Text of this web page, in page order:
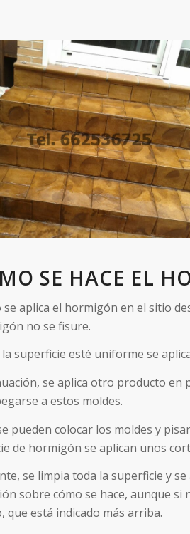
SE HACE EL
aplica el hormigón en el sitio
no se fisure.
superficie esté uniforme se
se aplica otro producto en
a estos moldes.
pueden colocar los moldes y
de hormigón se aplican unos
se limpia toda la superficie y
sobre cómo se hace, aunque
que está indicado más arriba.